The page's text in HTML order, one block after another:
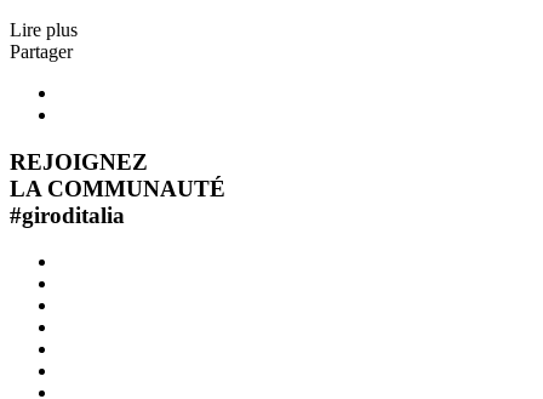
Lire plus
Partager
REJOIGNEZ
LA COMMUNAUTÉ
#giroditalia